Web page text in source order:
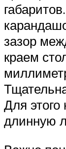
зазор
краем
Для этого
длинную